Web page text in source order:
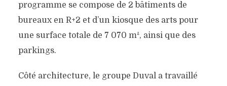
programme se compose de 2 bâtiments de
bureaux en R+2 et d’un kiosque des arts pour
une surface totale de 7 070 m², ainsi que des
parkings.
Côté architecture, le groupe Duval a travaillé